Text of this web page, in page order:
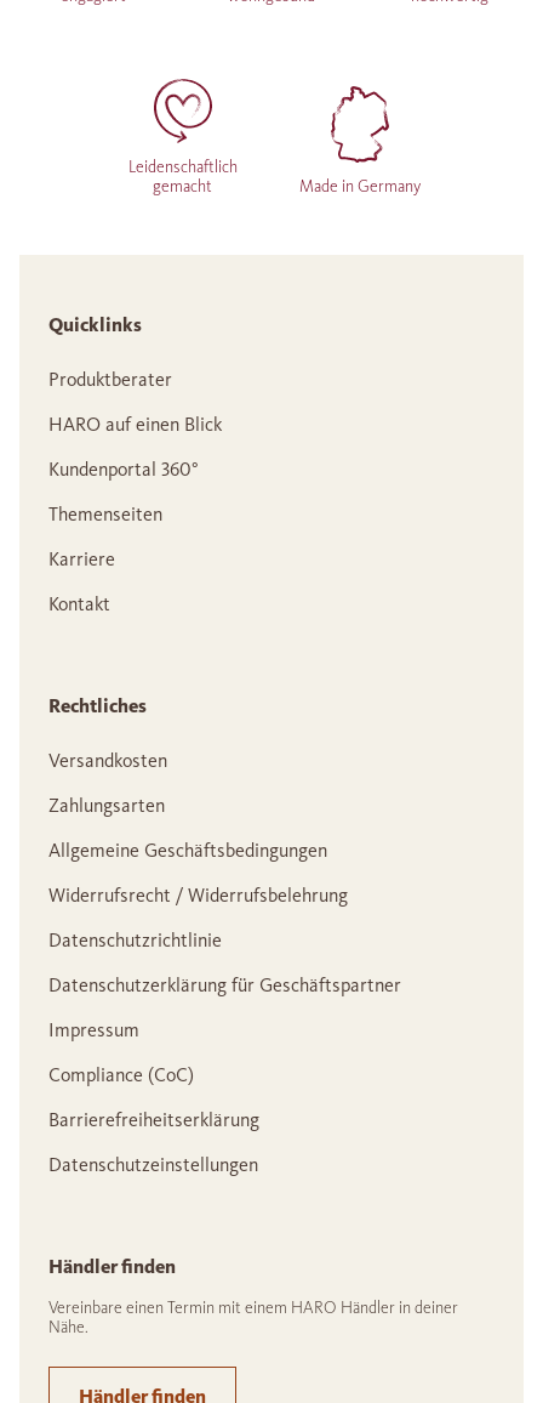
Leidenschaftlich
gemacht
Made in Germany
Quicklinks
Produktberater
HARO auf einen Blick
Kundenportal 360°
Themenseiten
Karriere
Kontakt
Rechtliches
Versandkosten
Zahlungsarten
Allgemeine Geschäftsbedingungen
Widerrufsrecht / Widerrufsbelehrung
Datenschutzrichtlinie
Datenschutzerklärung für Geschäftspartner
Impressum
Compliance (CoC)
Barrierefreiheitserklärung
Datenschutzeinstellungen
Händler finden
Vereinbare einen Termin mit einem HARO Händler in deiner
Nähe.
Händler finden